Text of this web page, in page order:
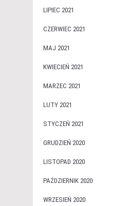
LIPIEC 2021
CZERWIEC 2021
MAJ 2021
KWIECIEŃ 2021
MARZEC 2021
LUTY 2021
STYCZEŃ 2021
GRUDZIEŃ 2020
LISTOPAD 2020
PAŹDZIERNIK 2020
WRZESIEŃ 2020